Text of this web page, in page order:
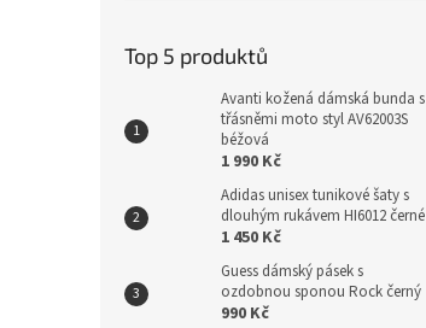
Top 5 produktů
Avanti kožená dámská bunda s
třásněmi moto styl AV62003S
béžová
1 990 Kč
Adidas unisex tunikové šaty s
dlouhým rukávem HI6012 černé
1 450 Kč
Guess dámský pásek s
ozdobnou sponou Rock černý
990 Kč